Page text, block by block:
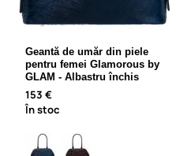
Geantă de umăr din piele
pentru femei Glamorous by
GLAM - Albastru închis
153 €
În stoc